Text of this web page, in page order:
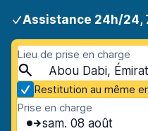
Assistance 24h/24,
Lieu de prise en charge
Abou Dabi,
Restitution au même
Prise en charge
sam. 08 août